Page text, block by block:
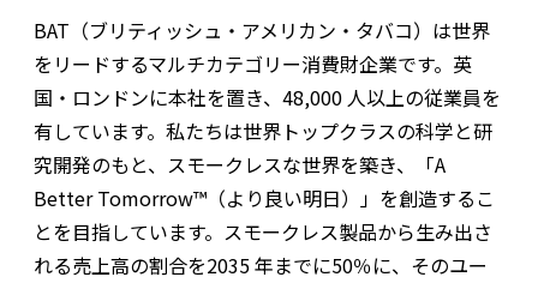
BAT（ブリティッシュ・アメリカン・タバコ）は世界
をリードするマルチカテゴリー消費財企業です。英
国・ロンドンに本社を置き、48,000 人以上の従業員を
有しています。私たちは世界トップクラスの科学と研
究開発のもと、スモークレスな世界を築き、「A
Better Tomorrow™（より良い明日）」を創造するこ
とを目指しています。スモークレス製品から生み出さ
れる売上高の割合を2035 年までに50％に、そのユー